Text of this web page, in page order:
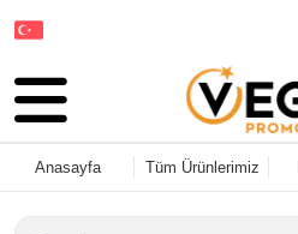
Anasayfa Tüm Ürünlerimiz